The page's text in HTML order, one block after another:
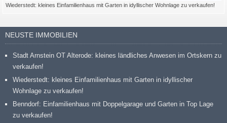
Wiederstedt: kleines Einfamilienhaus mit Garten in idyllischer Wohnlage zu verkaufen!
NEUSTE IMMOBILIEN
Stadt Arnstein OT Alterode: kleines ländliches Anwesen im Ortskern zu
verkaufen!
Wiederstedt: kleines Einfamilienhaus mit Garten in idyllischer
Wohnlage zu verkaufen!
Benndorf: Einfamilienhaus mit Doppelgarage und Garten in Top Lage
zu verkaufen!